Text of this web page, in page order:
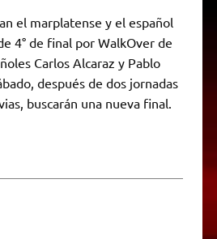
y
L
i
n
k
a
i
l
n
t
F
r
i
n
el marplatense y el español
4° de final por WalkOver de
Carlos Alcaraz y Pablo
después de dos jornadas
buscarán una nueva final.